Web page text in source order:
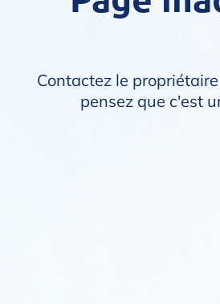
Contactez le
pensez que c'est